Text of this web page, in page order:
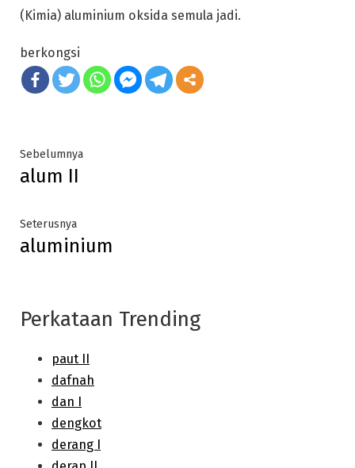
(Kimia) aluminium oksida semula jadi.
berkongsi
Post
navigation
SebelumnyaPrevious
alum II
SeterusnyaNext
post:
aluminium
Perkataan Trending